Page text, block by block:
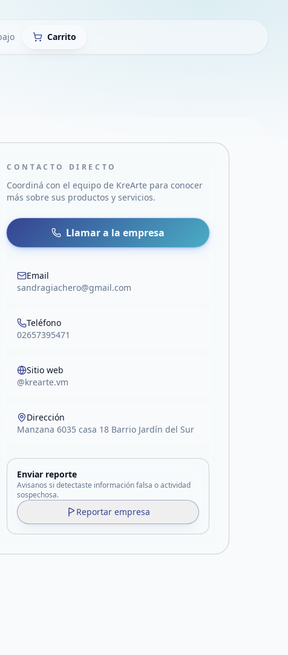
Carrito
WhatsApp
mail
Facebook
CONTACTO DIRECTO
Coordiná con el equipo de KreArte para conocer
más sobre sus productos y servicios.
Llamar a la empresa
Email
sandragiachero@gmail.com
Teléfono
02657395471
Sitio web
@krearte.vm
Dirección
Manzana 6035 casa 18 Barrio Jardín del Sur
Enviar reporte
Avisanos si detectaste información falsa o actividad
sospechosa.
Reportar empresa